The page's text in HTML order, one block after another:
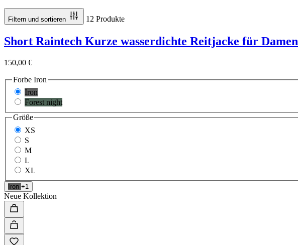
Filtern und sortieren 12 Produkte
Short Raintech Kurze wasserdichte Reitjacke für Damen
150,00 €
Forbe Iron
Iron
Forest night
Größe
XS
S
M
L
XL
Iron +1
Neue Kollektion